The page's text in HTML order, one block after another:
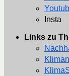
Insta
Links zu